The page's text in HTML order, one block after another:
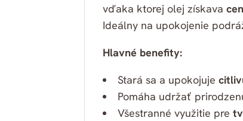
vďaka ktorej olej získava
Ideálny na upokojenie
Hlavné benefity:
Stará sa a upokojuje
Pomáha udržať
Všestranné využitie pre